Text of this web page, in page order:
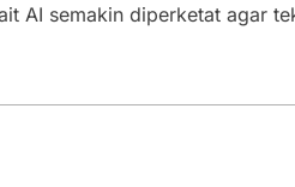
AI semakin diperketat agar